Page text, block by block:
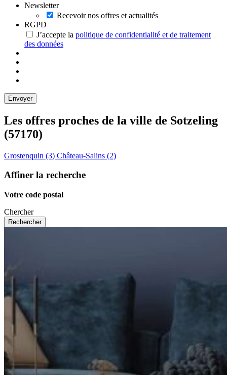
Newsletter
Recevoir nos offres et actualités
RGPD
J’accepte la politique de confidentialité et de traitement
des données
Les offres proches de la ville de Sotzeling
(57170)
Grostenquin (3) Château-Salins (2)
Affiner la recherche
Votre code postal
Chercher